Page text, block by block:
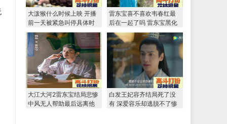
大泼猴什么时候上映 开播
前一天被紧急叫停具体时
间未知
雷东宝喜不喜欢韦春红最
后在一起了吗 雷东宝黑化
韦春红注定悲剧收场
大江大河2雷东宝结局悲惨
中风无人帮助最后远离他
白发王妃容齐结局死了没
有 深爱容乐却逃脱不了惨